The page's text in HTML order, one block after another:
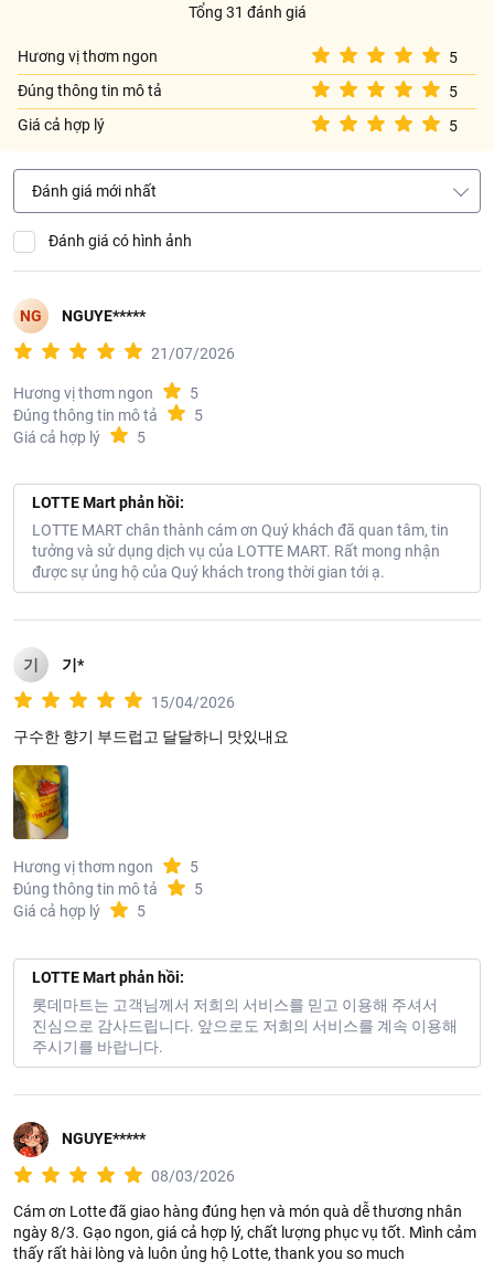
Không sử dụng sản phẩm khi có dấu hiệu hư hỏng hoặc hết
Thông tin nhà cung cấp:
Tên công ty: CÔNG TY TNHH GẠO VINH PHÁT WILMAR
Tổng 31 đánh giá
Hương vị thơm ngon
5
Đúng thông tin mô tả
5
Giá cả hợp lý
5
Đánh giá mới nhất
Đánh giá có hình ảnh
NG NGUYE*****
21/07/2026
Hương vị thơm ngon
5
Đúng thông tin mô tả
5
Giá cả hợp lý
5
LOTTE Mart phản hồi:
LOTTE MART chân thành cám ơn Quý khách đã quan tâm, tin
tưởng và sử dụng dịch vụ của LOTTE MART. Rất mong nhận
được sự ủng hộ của Quý khách trong thời gian tới ạ.
기 기*
15/04/2026
구수한 향기 부드럽고 달달하니 맛있내요
Hương vị thơm ngon
5
Đúng thông tin mô tả
5
Giá cả hợp lý
5
LOTTE Mart phản hồi:
롯데마트는 고객님께서 저희의 서비스를 믿고 이용해 주셔서
진심으로 감사드립니다. 앞으로도 저희의 서비스를 계속 이용해
주시기를 바랍니다.
NGUYE*****
08/03/2026
Cám ơn Lotte đã giao hàng đúng hẹn và món quà dễ thương nhân
ngày 8/3. Gạo ngon, giá cả hợp lý, chất lượng phục vụ tốt. Mình cảm
thấy rất hài lòng và luôn ủng hộ Lotte, thank you so much